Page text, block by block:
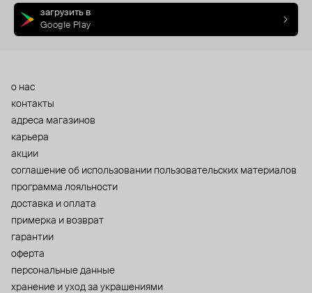
загрузить в
Google Play
о нас
контакты
адреса магазинов
карьера
акции
cоглашение об использовании пользовательских материалов
программа лояльности
доставка и оплата
примерка и возврат
гарантии
оферта
персональные данные
хранение и уход за украшениями